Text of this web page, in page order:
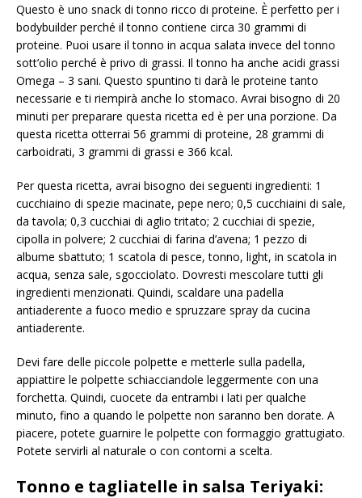
Questo è uno snack di tonno ricco di proteine. È perfetto per i
bodybuilder perché il tonno contiene circa 30 grammi di
proteine. Puoi usare il tonno in acqua salata invece del tonno
sott’olio perché è privo di grassi. Il tonno ha anche acidi grassi
Omega – 3 sani. Questo spuntino ti darà le proteine ​​tanto
necessarie e ti riempirà anche lo stomaco. Avrai bisogno di 20
minuti per preparare questa ricetta ed è per una porzione. Da
questa ricetta otterrai 56 grammi di proteine, 28 grammi di
carboidrati, 3 grammi di grassi e 366 kcal.
Per questa ricetta, avrai bisogno dei seguenti ingredienti: 1
cucchiaino di spezie macinate, pepe nero; 0,5 cucchiaini di sale,
da tavola; 0,3 cucchiai di aglio tritato; 2 cucchiai di spezie,
cipolla in polvere; 2 cucchiai di farina d’avena; 1 pezzo di
albume sbattuto; 1 scatola di pesce, tonno, light, in scatola in
acqua, senza sale, sgocciolato. Dovresti mescolare tutti gli
ingredienti menzionati. Quindi, scaldare una padella
antiaderente a fuoco medio e spruzzare spray da cucina
antiaderente.
Devi fare delle piccole polpette e metterle sulla padella,
appiattire le polpette schiacciandole leggermente con una
forchetta. Quindi, cuocete da entrambi i lati per qualche
minuto, fino a quando le polpette non saranno ben dorate. A
piacere, potete guarnire le polpette con formaggio grattugiato.
Potete servirli al naturale o con contorni a scelta.
Tonno e tagliatelle in salsa Teriyaki: